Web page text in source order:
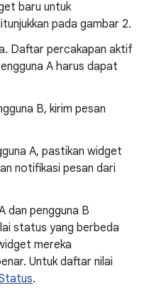
baru untuk
pada gambar 2.
Daftar percakapan aktif
A harus dapat
B, kirim pesan
A, pastikan widget
notifikasi pesan dari
dan pengguna B
status yang berbeda
mereka
Untuk daftar nilai
.